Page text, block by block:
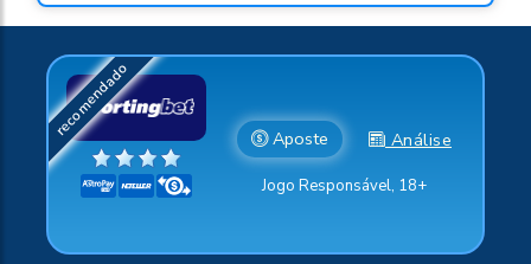
Aposte Análise
Jogo Responsável, 18+